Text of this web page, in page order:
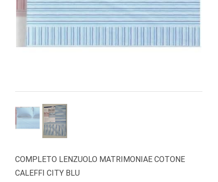
COMPLETO LENZUOLO MATRIMONIAE COTONE
CALEFFI CITY BLU